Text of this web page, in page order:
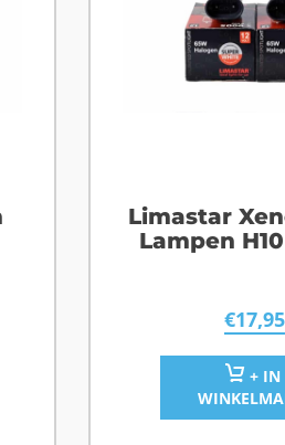
Limastar
Lampen
€17,95
+ IN